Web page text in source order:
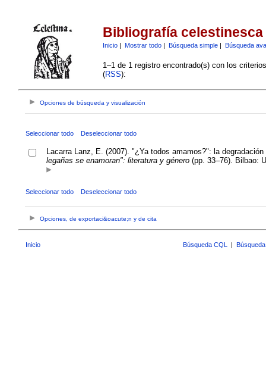
Bibliografía celestinesca
Inicio| Mostrar todo| Búsqueda simple| Búsqueda
1–1 de 1 registro encontrado(s) con los
(RSS):
Opciones de búsqueda y visualización
Seleccionar todo Deseleccionar todo
Lacarra Lanz, E. (2007). "¿Ya todos amamos?": la
legañas se enamoran": literatura y género(pp. 33–76). Bilbao:
Seleccionar todo Deseleccionar todo
Opciones, de exportaci&oacute;n y de cita
Inicio Búsqueda CQL |